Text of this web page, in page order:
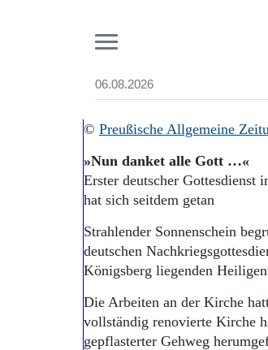
06.08.2026
Start
Aktuelle Ausgabe
Abonnenten-Login
Abonnent werden
Archiv
Mediadaten
Suchen und
© Preußische Allgemeine
»Nun danket alle Gott …«
Erster deutscher
hat sich seitdem getan
Strahlender Sonnenschein
deutschen
Königsberg liegenden
Die Arbeiten an der Kirche
vollständig renovierte Kirche
gepflasterter Gehweg